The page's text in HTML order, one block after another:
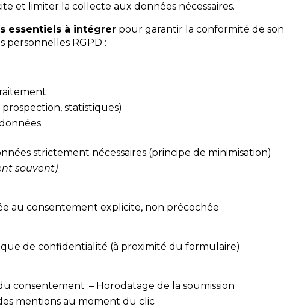
et limiter la collecte aux données nécessaires.
essentiels à intégrer pour garantir la conformité de son
RGPD :
prospection, statistiques)
strictement nécessaires (principe de minimisation)
souvent)
au consentement explicite, non précochée
de confidentialité (à proximité du formulaire)
consentement :– Horodatage de la soumission
mentions au moment du clic